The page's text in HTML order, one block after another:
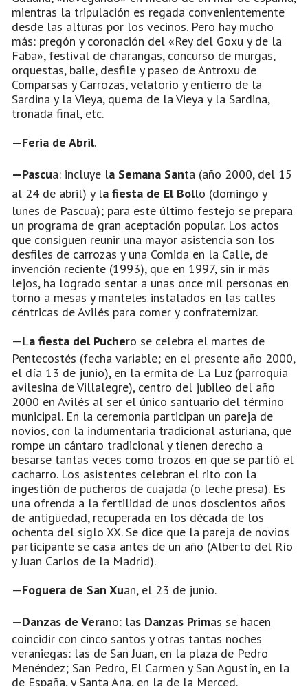
mientras la tripulación es regada convenientemente
desde las alturas por los vecinos. Pero hay mucho
más: pregón y coronación del «Rey del Goxu y de la
Faba», festival de charangas, concurso de murgas,
orquestas, baile, desfile y paseo de Antroxu de
Comparsas y Carrozas, velatorio y entierro de la
Sardina y la Vieya, quema de la Vieya y la Sardina,
tronada final, etc.
—Feria de Abril.
—Pascua: incluye la Semana Santa (año 2000, del 15
al 24 de abril) y la fiesta de El Bollo (domingo y
lunes de Pascua); para este último festejo se prepara
un programa de gran aceptación popular. Los actos
que consiguen reunir una mayor asistencia son los
desfiles de carrozas y una Comida en la Calle, de
invención reciente (1993), que en 1997, sin ir más
lejos, ha logrado sentar a unas once mil personas en
torno a mesas y manteles instalados en las calles
céntricas de Avilés para comer y confraternizar.
—La fiesta del Puchero se celebra el martes de
Pentecostés (fecha variable; en el presente año 2000,
el día 13 de junio), en la ermita de La Luz (parroquia
avilesina de Villalegre), centro del jubileo del año
2000 en Avilés al ser el único santuario del término
municipal. En la ceremonia participan un pareja de
novios, con la indumentaria tradicional asturiana, que
rompe un cántaro tradicional y tienen derecho a
besarse tantas veces como trozos en que se partió el
cacharro. Los asistentes celebran el rito con la
ingestión de pucheros de cuajada (o leche presa). Es
una ofrenda a la fertilidad de unos doscientos años
de antigüedad, recuperada en los década de los
ochenta del siglo XX. Se dice que la pareja de novios
participante se casa antes de un año (Alberto del Río
y Juan Carlos de la Madrid).
—Foguera de San Xuan, el 23 de junio.
—Danzas de Verano: las Danzas Primas se hacen
coincidir con cinco santos y otras tantas noches
veraniegas: las de San Juan, en la plaza de Pedro
Menéndez; San Pedro, El Carmen y San Agustín, en la
de España, y Santa Ana, en la de la Merced.